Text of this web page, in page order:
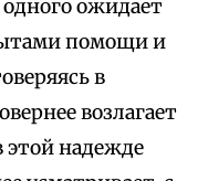
одного ожидает
помощи и
в
возлагает
этой надежде